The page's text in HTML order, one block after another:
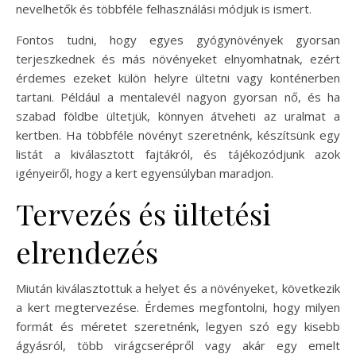
nevelhetők és többféle felhasználási módjuk is ismert.
Fontos tudni, hogy egyes gyógynövények gyorsan
terjeszkednek és más növényeket elnyomhatnak, ezért
érdemes ezeket külön helyre ültetni vagy konténerben
tartani. Például a mentalevél nagyon gyorsan nő, és ha
szabad földbe ültetjük, könnyen átveheti az uralmat a
kertben. Ha többféle növényt szeretnénk, készítsünk egy
listát a kiválasztott fajtákról, és tájékozódjunk azok
igényeiről, hogy a kert egyensúlyban maradjon.
Tervezés és ültetési
elrendezés
Miután kiválasztottuk a helyet és a növényeket, következik
a kert megtervezése. Érdemes megfontolni, hogy milyen
formát és méretet szeretnénk, legyen szó egy kisebb
ágyásról, több virágcserépről vagy akár egy emelt